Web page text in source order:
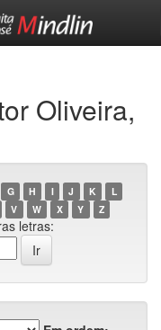
Oliveira,
G H I J K
L
V W X Y Z
letras: